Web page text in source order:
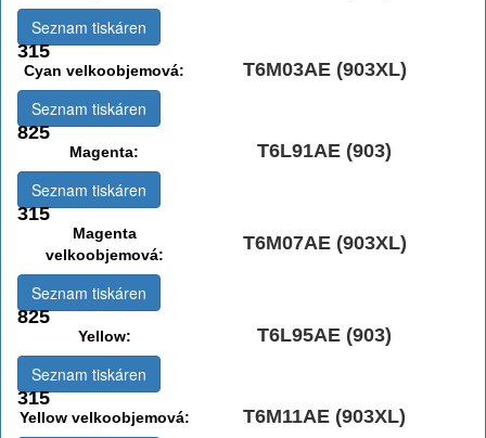
315
Seznam tiskáren
Cyan velkoobjemová: T6M03AE (903XL)
825
Seznam tiskáren
Magenta: T6L91AE (903)
315
Seznam tiskáren
Magenta
velkoobjemová:
T6M07AE (903XL)
825
Seznam tiskáren
Yellow: T6L95AE (903)
315
Seznam tiskáren
Yellow velkoobjemová: T6M11AE (903XL)